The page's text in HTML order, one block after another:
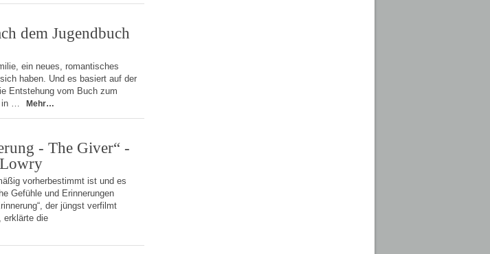
dem Jugendbuch
ein neues, romantisches
haben. Und es basiert auf der
Entstehung vom Buch zum
in …
Mehr…
- The Giver“ -
vorherbestimmt ist und es
Gefühle und Erinnerungen
der jüngst verfilmt
erklärte die